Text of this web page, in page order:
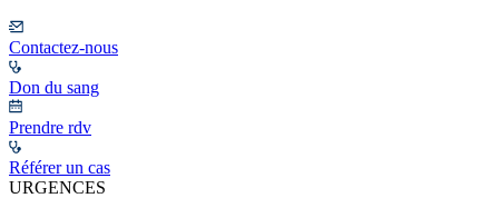
Contactez-nous
Don du sang
Prendre rdv
Référer un cas
URGENCES